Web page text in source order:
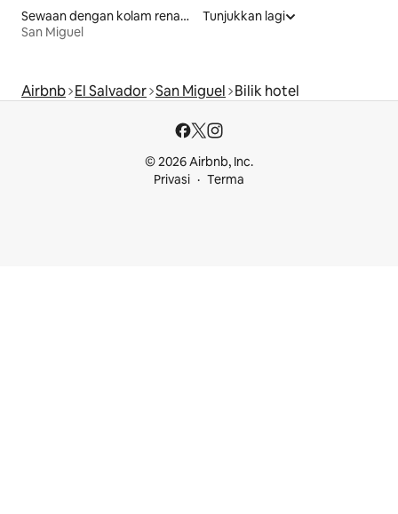
Sewaan dengan kolam renang
San Miguel
Tunjukkan lagi
Airbnb El Salvador San Miguel Bilik hotel
© 2026 Airbnb, Inc.
Privasi
Terma